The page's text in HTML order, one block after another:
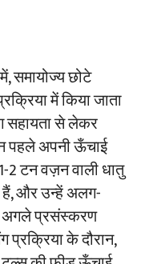
समायोज्य छोटे
में किया जाता
सहायता से लेकर
पहले अपनी ऊँचाई
टन वज़न वाली धातु
और उन्हें अलग-
अगले प्रसंस्करण
के दौरान,